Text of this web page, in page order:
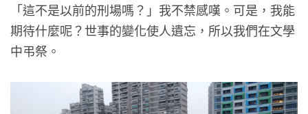
「這不是以前的刑場嗎？」我不禁感嘆。可是，我能
期待什麼呢？世事的變化使人遺忘，所以我們在文學
中弔祭。